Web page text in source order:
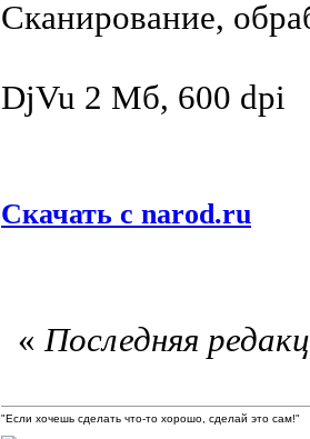
Сканирование,
DjVu 2 Мб, 600 dpi
Скачать с narod.ru
«Последняя
"Если хочешь сделать что-то хорошо, сделай это сам!"